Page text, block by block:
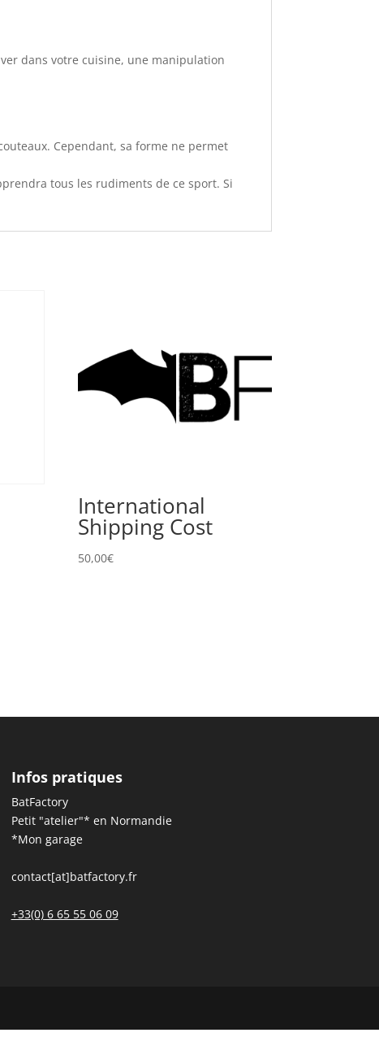
dans votre cuisine, une manipulation
Cependant, sa forme ne permet
tous les rudiments de ce sport. Si
International
Shipping Cost
50,00€
Infos pratiques
BatFactory
Petit "atelier"* en Normandie
*Mon garage
contact[at]batfactory.fr
+33(0) 6 65 55 06 09